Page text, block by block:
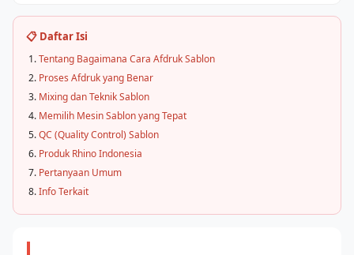
📋 Daftar Isi
Tentang Bagaimana Cara Afdruk Sablon
Proses Afdruk yang Benar
Mixing dan Teknik Sablon
Memilih Mesin Sablon yang Tepat
QC (Quality Control) Sablon
Produk Rhino Indonesia
Pertanyaan Umum
Info Terkait